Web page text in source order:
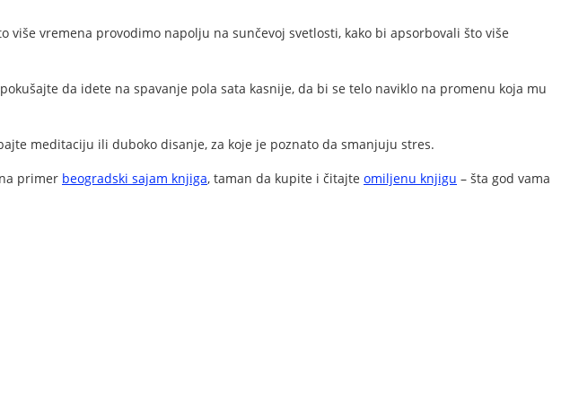
vremena provodimo napolju na sunčevoj svetlosti, kako bi apsorbovali što više
da idete na spavanje pola sata kasnije, da bi se telo naviklo na promenu koja mu
meditaciju ili duboko disanje, za koje je poznato da smanjuju stres.
primer beogradski sajam knjiga, taman da kupite i čitajte omiljenu knjigu – šta god vama